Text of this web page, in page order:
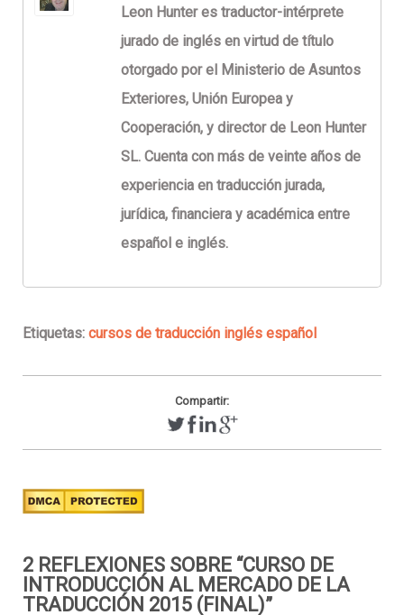
Leon Hunter es traductor-intérprete
jurado de inglés en virtud de título
otorgado por el Ministerio de Asuntos
Exteriores, Unión Europea y
Cooperación, y director de Leon Hunter
SL. Cuenta con más de veinte años de
experiencia en traducción jurada,
jurídica, financiera y académica entre
español e inglés.
Etiquetas: cursos de traducción inglés español
Compartir:
2 REFLEXIONES SOBRE “CURSO DE
INTRODUCCIÓN AL MERCADO DE LA
TRADUCCIÓN 2015 (FINAL)”